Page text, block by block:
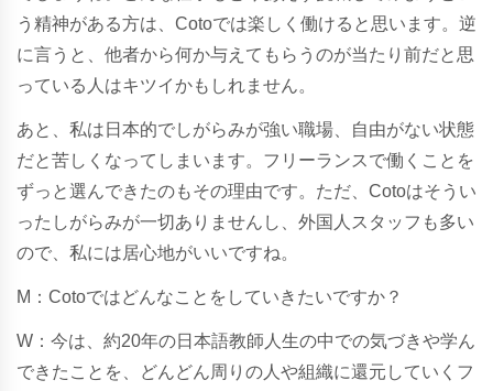
う精神がある方は、Cotoでは楽しく働けると思います。逆
に言うと、他者から何か与えてもらうのが当たり前だと思
っている人はキツイかもしれません。
あと、私は日本的でしがらみが強い職場、自由がない状態
だと苦しくなってしまいます。フリーランスで働くことを
ずっと選んできたのもその理由です。ただ、Cotoはそうい
ったしがらみが一切ありませんし、外国人スタッフも多い
ので、私には居心地がいいですね。
M：Cotoではどんなことをしていきたいですか？
W ： 今は、約20年の日本語教師人生の中での気づきや学ん
できたことを、どんどん周りの人や組織に還元していくフ